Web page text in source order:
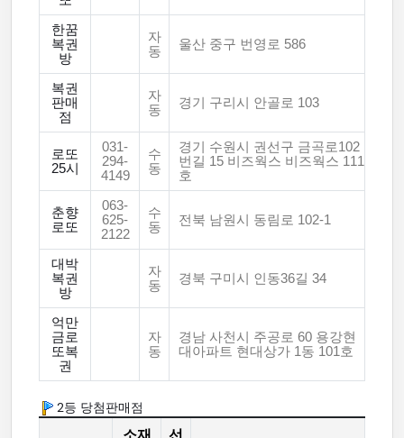
한꿈
복권
방
자
동
울산 중구 번영로 586
복권
판매
점
자
동
경기 구리시 안골로 103
로또
25시
031-
294-
4149
수
동
경기 수원시 권선구 금곡로102
번길 15 비즈웍스 비즈웍스 111
호
춘향
로또
063-
625-
2122
수
동
전북 남원시 동림로 102-1
대박
복권
방
자
동
경북 구미시 인동36길 34
억만
금로
또복
권
자
동
경남 사천시 주공로 60 용강현
대아파트 현대상가 1동 101호
2등 당첨판매점